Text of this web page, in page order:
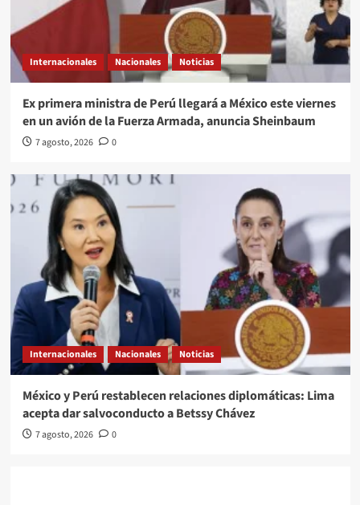
Internacionales Nacionales Noticias
Ex primera ministra de Perú llegará a México este viernes
en un avión de la Fuerza Armada, anuncia Sheinbaum
7 agosto, 2026 0
Internacionales Nacionales Noticias
México y Perú restablecen relaciones diplomáticas: Lima
acepta dar salvoconducto a Betssy Chávez
7 agosto, 2026 0